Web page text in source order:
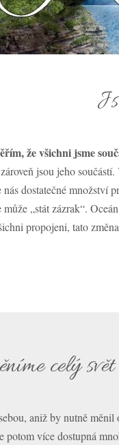
že všichni jsme
jsou jeho
nás dostatečné množství
může „stát zázrak“.
propojeni, tato
celý svět
aniž by nutně měnil
potom více dostupná